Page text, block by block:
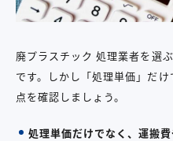
廃プラスチック 処理業者を選
です。しかし「処理単価」だ
点を確認しましょう。
処理単価だけでなく、運搬